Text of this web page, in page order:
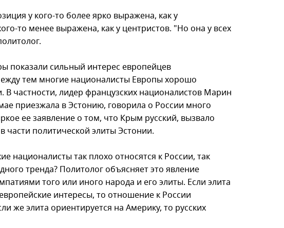
у кого-то более ярко выражена, как у
то менее выражена, как у центристов. "Но она у всех
показали сильный интерес европейцев
тем многие националисты Европы хорошо
В частности, лидер французских националистов Марин
приезжала в Эстонию, говорила о России много
ее заявление о том, что Крым русский, вызвало
части политической элиты Эстонии.
националисты так плохо относятся к России, так
тренда? Политолог объясняет это явление
того или иного народа и его элиты. Если элита
интересы, то отношение к России
же элита ориентируется на Америку, то русских